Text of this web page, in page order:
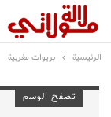
الرئيسية بريوات مغربية
تصفح الوسم